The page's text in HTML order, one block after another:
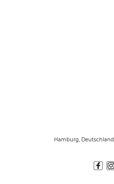
Hamburg, Deutschland